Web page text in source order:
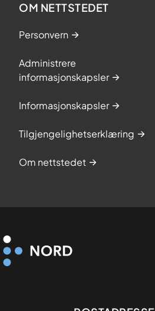
OM NETTSTEDET
Personvern
Administrere
informasjonskapsler
Informasjonskapsler
Tilgjengelighetserklæring
Om nettstedet